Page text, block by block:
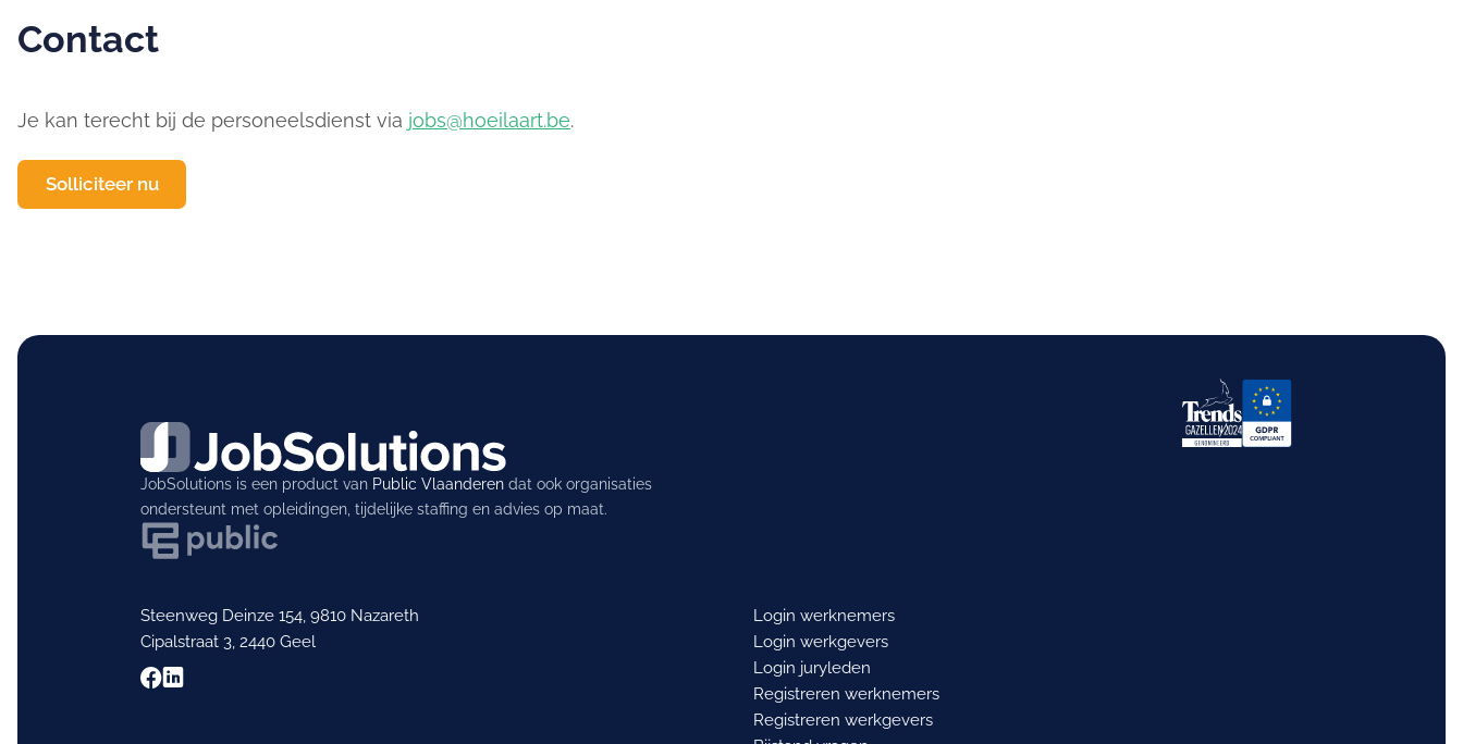
Contact
Je kan terecht bij de personeelsdienst via jobs@hoeilaart.be.
Solliciteer nu
JobSolutions is een product van Public Vlaanderendat ook organisaties
ondersteunt met opleidingen, tijdelijke staffing en advies op maat.
Steenweg Deinze 154, 9810 Nazareth
Cipalstraat 3, 2440 Geel
Login werknemers
Login werkgevers
Login juryleden
Registreren werknemers
Registreren werkgevers